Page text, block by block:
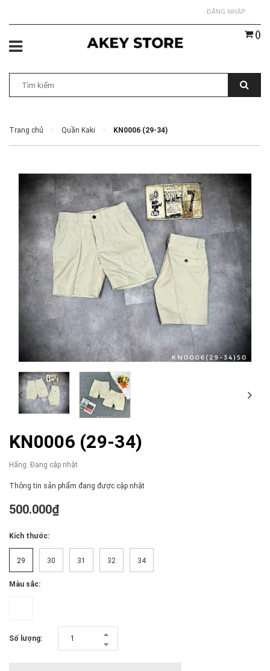
ĐĂNG NHẬP
()
Trang chủ Quần Kaki KN0006 (29-34)
KN0006 (29-34)
Hãng: Đang cập nhật
Thông tin sản phẩm đang được cập nhật
500.000₫
Kích thước:
29 30 31 32 34
Màu sắc:
Số lượng: